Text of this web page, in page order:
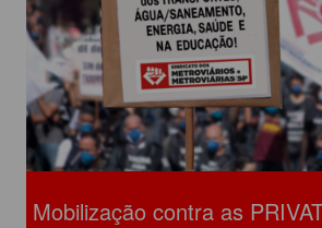
Mobilização contra as